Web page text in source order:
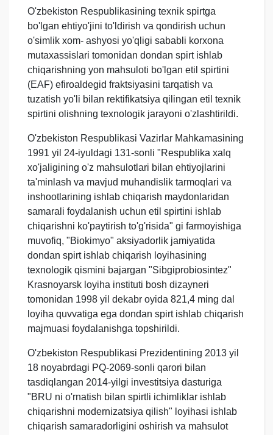
O'zbekiston Respublikasining texnik spirtga
bo'lgan ehtiyo'jini to'ldirish va qondirish uchun
o'simlik xom- ashyosi yo'qligi sababli korxona
mutaxassislari tomonidan dondan spirt ishlab
chiqarishning yon mahsuloti bo'lgan etil spirtini
(EAF) efiroaldegid fraktsiyasini tarqatish va
tuzatish yo'li bilan rektifikatsiya qilingan etil texnik
spirtini olishning texnologik jarayoni o'zlashtirildi.
O'zbekiston Respublikasi Vazirlar Mahkamasining
1991 yil 24-iyuldagi 131-sonli "Respublika xalq
xo'jaligining o'z mahsulotlari bilan ehtiyojlarini
ta'minlash va mavjud muhandislik tarmoqlari va
inshootlarining ishlab chiqarish maydonlaridan
samarali foydalanish uchun etil spirtini ishlab
chiqarishni ko'paytirish to'g'risida" gi farmoyishiga
muvofiq, "Biokimyo" aksiyadorlik jamiyatida
dondan spirt ishlab chiqarish loyihasining
texnologik qismini bajargan "Sibgiprobiosintez"
Krasnoyarsk loyiha instituti bosh dizayneri
tomonidan 1998 yil dekabr oyida 821,4 ming dal
loyiha quvvatiga ega dondan spirt ishlab chiqarish
majmuasi foydalanishga topshirildi.
O'zbekiston Respublikasi Prezidentining 2013 yil
18 noyabrdagi PQ-2069-sonli qarori bilan
tasdiqlangan 2014-yilgi investitsiya dasturiga
"BRU ni o'rnatish bilan spirtli ichimliklar ishlab
chiqarishni modernizatsiya qilish" loyihasi ishlab
chiqarish samaradorligini oshirish va mahsulot